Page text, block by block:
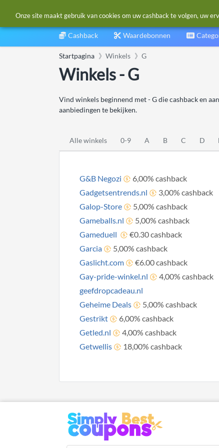
Cashback Waardebonnen
Startpagina Winkels G
Winkels - G
Vind winkels beginnend met - G die cashback en
aanbiedingen te bekijken.
Alle winkels 0-9 A B C D
G&B Negozi
6,00% cashback
Gadgetsentrends.nl
3,00% cashback
Galop-Store
5,00% cashback
Gameballs.nl
5,00% cashback
Gameduell
€0.30 cashback
Garcia
5,00% cashback
Gaslicht.com
€6.00 cashback
Gay-pride-winkel.nl
4,00% cashback
geefdropcadeau.nl
Geheime Deals
5,00% cashback
Gestrikt
6,00% cashback
Getled.nl
4,00% cashback
Getwellis
18,00% cashback
Onze site maakt gebruik van cookies om uw cashback te volgen, uw